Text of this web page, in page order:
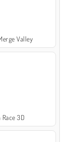
Valley
Race 3D